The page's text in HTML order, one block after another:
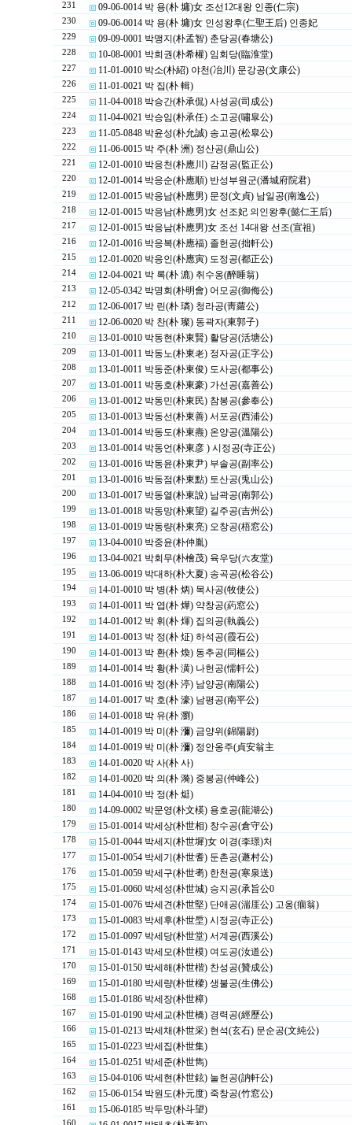
231 09-06-0014 박 용(朴 墉)女 조선12대왕 인종(仁宗)
230 09-06-0014 박 용(朴 墉)女 인성왕후(仁聖王后) 인종妃
229 09-09-0001 박맹지(朴孟智) 춘당공(春塘公)
228 10-08-0001 박희권(朴希權) 임회당(臨淮堂)
227 11-01-0010 박소(朴紹) 야천(冶川) 문강공(文康公)
226 11-01-0021 박 집(朴 輯)
225 11-04-0018 박승간(朴承侃) 사성공(司成公)
224 11-04-0021 박승임(朴承任) 소고공(嘯皐公)
223 11-05-0848 박윤성(朴允誠) 송고공(松皐公)
222 11-06-0015 박 주(朴 洲) 정산공(鼎山公)
221 12-01-0010 박응천(朴應川) 감정공(監正公)
220 12-01-0014 박응순(朴應順) 반성부원군(潘城府院君)
219 12-01-0015 박응남(朴應男) 문정(文貞) 남일공(南逸公)
218 12-01-0015 박응남(朴應男)女 선조妃 의인왕후(懿仁王后)
217 12-01-0015 박응남(朴應男)女 조선 14대왕 선조(宣祖)
216 12-01-0016 박응복(朴應福) 졸헌공(拙軒公)
215 12-01-0020 박응인(朴應寅) 도정공(都正公)
214 12-04-0021 박 록(朴 漉) 취수옹(醉睡翁)
213 12-05-0342 박명회(朴明會) 어모공(御侮公)
212 12-06-0017 박 린(朴 璘) 청라공(靑蘿公)
211 12-06-0020 박 찬(朴 璨) 동곽자(東郭子)
210 13-01-0010 박동현(朴東賢) 활당공(活塘公)
209 13-01-0011 박동노(朴東老) 정자공(正字公)
208 13-01-0011 박동준(朴東俊) 도사공(都事公)
207 13-01-0011 박동호(朴東豪) 가선공(嘉善公)
206 13-01-0012 박동민(朴東民) 참봉공(參奉公)
205 13-01-0013 박동선(朴東善) 서포공(西浦公)
204 13-01-0014 박동도(朴東燾) 온양공(溫陽公)
203 13-01-0014 박동언(朴東彦 ) 시정공(寺正公)
202 13-01-0016 박동윤(朴東尹) 부솔공(副率公)
201 13-01-0016 박동점(朴東點) 토산공(兎山公)
200 13-01-0017 박동열(朴東說) 남곽공(南郭公)
199 13-01-0018 박동망(朴東望) 길주공(吉州公)
198 13-01-0019 박동량(朴東亮) 오창공(梧窓公)
197 13-04-0010 박중윤(朴仲胤)
196 13-04-0021 박회무(朴檜茂) 육우당(六友堂)
195 13-06-0019 박대하(朴大夏) 송곡공(松谷公)
194 14-01-0010 박 병(朴 炳) 목사공(牧使公)
193 14-01-0011 박 엽(朴 燁) 약창공(葯窓公)
192 14-01-0012 박 휘(朴 煇) 집의공(執義公)
191 14-01-0013 박 정(朴 炡) 하석공(霞石公)
190 14-01-0013 박 환(朴 煥) 동추공(同樞公)
189 14-01-0014 박 황(朴 潢) 나헌공(懦軒公)
188 14-01-0016 박 정(朴 渟) 남양공(南陽公)
187 14-01-0017 박 호(朴 濠) 남평공(南平公)
186 14-01-0018 박 유(朴 瀏)
185 14-01-0019 박 미(朴 瀰) 금양위(錦陽尉)
184 14-01-0019 박 미(朴 瀰) 정안옹주(貞安翁主
183 14-01-0020 박 사(朴 사)
182 14-01-0020 박 의(朴 漪) 중봉공(仲峰公)
181 14-04-0010 박 정(朴 烶)
180 14-09-0002 박문영(朴文楧) 용호공(龍湖公)
179 15-01-0014 박세상(朴世相) 창수공(倉守公)
178 15-01-0044 박세지(朴世墀)女 이경(李璟)처
177 15-01-0054 박세기(朴世耆) 둔촌공(遯村公)
176 15-01-0059 박세구(朴世耉) 한천공(寒泉送)
175 15-01-0060 박세성(朴世城) 승지공(承旨公0
174 15-01-0076 박세견(朴世堅) 단애공(湍厓公) 고옹(痼翁)
173 15-01-0083 박세후(朴世垕) 시정공(寺正公)
172 15-01-0097 박세당(朴世堂) 서계공(西溪公)
171 15-01-0143 박세모(朴世模) 여도공(汝道公)
170 15-01-0150 박세해(朴世楷) 찬성공(贊成公)
169 15-01-0180 박세량(朴世樑) 생불공(生佛公)
168 15-01-0186 박세장(朴世樟)
167 15-01-0190 박세교(朴世橋) 경력공(經歷公)
166 15-01-0213 박세채(朴世采) 현석(玄石) 문순공(文純公)
165 15-01-0223 박세집(朴世集)
164 15-01-0251 박세준(朴世雋)
163 15-04-0106 박세현(朴世鉉) 눌헌공(訥軒公)
162 15-06-0154 박원도(朴元度) 죽창공(竹窓公)
161 15-06-0185 박두망(朴斗望)
160